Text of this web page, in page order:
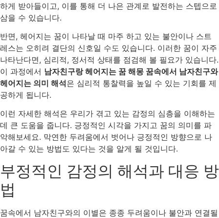
하게 받아들이고, 이를 통해 더 나은 관계로 발전하는 스텝으로
삼을 수 있습니다.
반면, 헤어지는 꿈이 나타날 때 마주 하고 있는 불안이나 스트
레스는 오히려 결단의 신호일 수도 있습니다. 이러한 꿈이 자주
나타난다면, 심리적, 정서적 상태를 점검해 볼 필요가 있습니다.
이 과정에서 남자친구랑 헤어지는 꿈 해몽 꿈속에서 남자친구와
헤어지는 의미 해석은 심리적 통찰력을 높일 수 있는 기회를 제
공하게 됩니다.
이런 자세한 해석은 우리가 겪고 있는 감정의 심층을 이해하는
데 큰 도움을 줍니다. 긍정적인 시각을 가지고 꿈의 의미를 파
악해보세요. 막연한 두려움에서 벗어나 긍정적인 방향으로 나
아갈 수 있는 방법도 있다는 것을 알게 될 것입니다.
부정적인 감정의 해석과 대응 방
법
꿈속에서 남자친구와의 이별은 종종 두려움이나 불안과 연결될